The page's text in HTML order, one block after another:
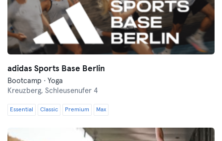
adidas Sports Base Berlin
Bootcamp · Yoga
Kreuzberg, Schleusenufer 4
Essential Classic Premium Max